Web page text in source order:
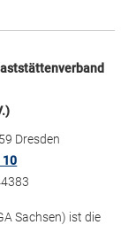
Dresden
10
Sachsen) ist die